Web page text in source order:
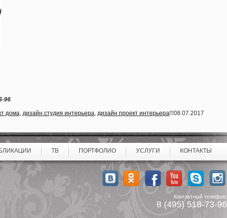
96
дома, дизайн студия интерьера, дизайн проект интерьера 08.07.2017
ТВ ПОРТФОЛИО УСЛУГИ КОНТАКТЫ
Контактный телефон:
8 (495) 518-73-96